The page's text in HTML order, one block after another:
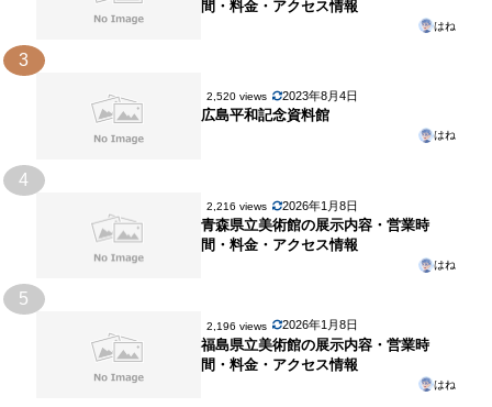
間・料金・アクセス情報
はね
3
2,520 views 2023年8月4日
広島平和記念資料館
はね
4
2,216 views 2026年1月8日
青森県立美術館の展示内容・営業時
間・料金・アクセス情報
はね
5
2,196 views 2026年1月8日
福島県立美術館の展示内容・営業時
間・料金・アクセス情報
はね